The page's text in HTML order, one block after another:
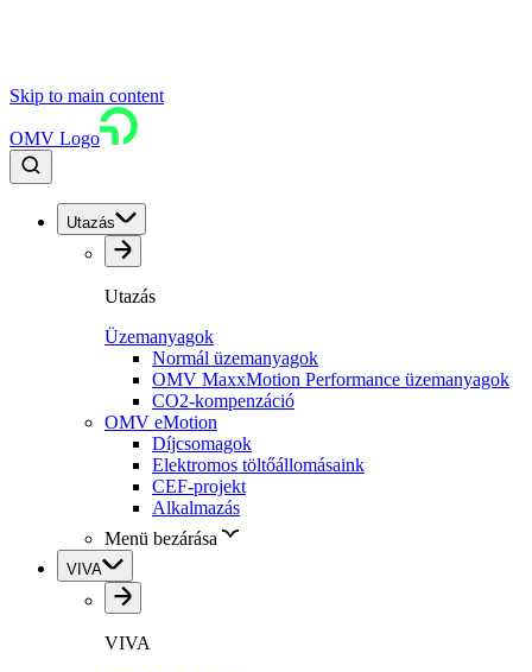
Skip to main content
OMV Logo
Utazás
Utazás
Üzemanyagok
Normál üzemanyagok
OMV MaxxMotion Performance üzemanyagok
CO2-kompenzáció
OMV eMotion
Díjcsomagok
Elektromos töltőállomásaink
CEF-projekt
Alkalmazás
Menü bezárása
VIVA
VIVA